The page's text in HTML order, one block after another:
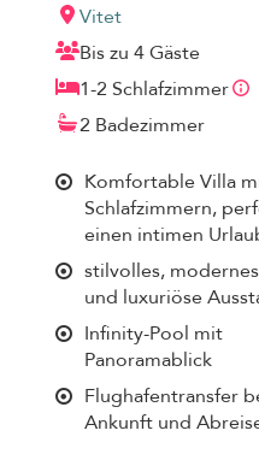
Vitet
Bis zu 4 Gäste
1-2 Schlafzimmer
2 Badezimmer
Komfortable Villa
Schlafzimmern,
einen intimen
stilvolles,
und luxuriöse
Infinity-Pool mit
Panoramablick
Flughafentransfer
Ankunft und